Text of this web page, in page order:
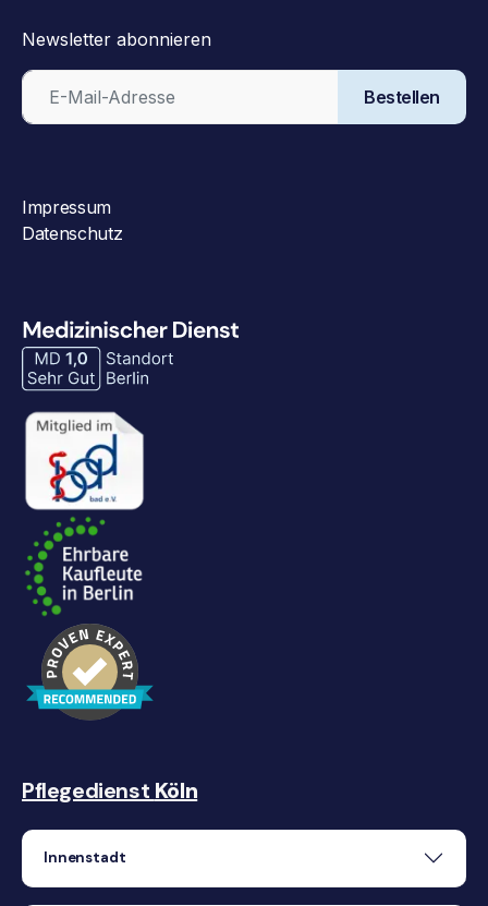
Newsletter abonnieren
Bestellen
Impressum
Datenschutz
Pflegedienst Köln
Innenstadt